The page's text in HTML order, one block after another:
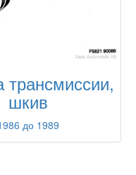
шкив
до 1989